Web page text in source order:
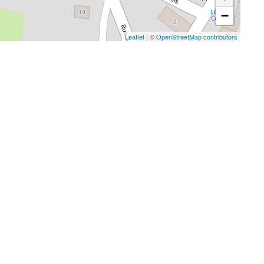
−
Leaflet | ©OpenStreetMap contributors